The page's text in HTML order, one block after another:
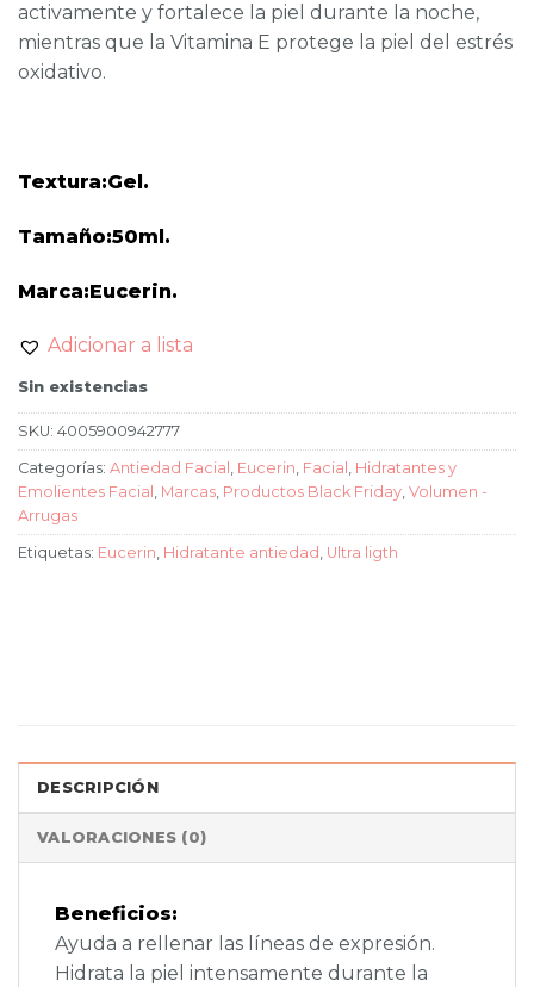
activamente y fortalece la piel durante la noche,
mientras que la Vitamina E protege la piel del estrés
oxidativo.
Textura:Gel.
Tamaño:50ml.
Marca:Eucerin.
Adicionar a lista
Sin existencias
SKU: 4005900942777
Categorías: Antiedad Facial , Eucerin, Facial , Hidratantes y
Emolientes Facial , Marcas, Productos Black Friday, Volumen -
Arrugas
Etiquetas: Eucerin, Hidratante antiedad , Ultra ligth
DESCRIPCIÓN
VALORACIONES (0)
Beneficios:
Ayuda a rellenar las líneas de expresión.
Hidrata la piel intensamente durante la